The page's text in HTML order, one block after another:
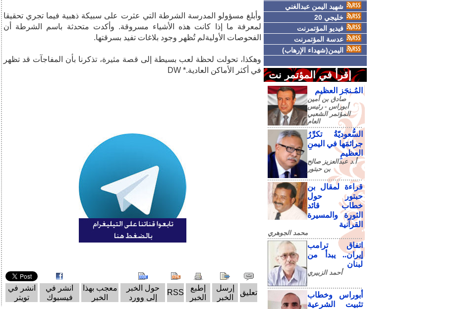
شهيد اليمن عبدالغني
خليجي 20
فيديو المؤتمرنت
عدسة المؤتمرنت
اليمن(شهداء الإرهاب)
إقرأ في المؤتمر نت
المُـنجَز العظيم
صادق‮ ‬بن‮ ‬أمين‮
‬أبوراس - رئيس‮
‬المؤتمر‮ ‬الشعبي‮
‬العام
السُّعوديّةُ تكرِّرُ
جرائمَها في اليمنِ
العظيمِ
أ.د عبدالعزيز صالح
بن حبتور
قراءة لمقال بن
حبتور حول
خطاب قائد
الثورة والمسيرة
القرآنية
محمد الجوهري
اتفاق ترامب
إيران.. يبدأ من
لبنان
أحمد الزبيري
أبوراس وخطاب
تثبيت الشرعية
وأبلغ مسؤولو المدرسة الشرطة التي عثرت على سبيكة ذهبية فيما تجري تحقيقا
لمعرفة ما إذا كانت هذه الأشياء مسروقة. وأكدت متحدثة باسم الشرطة أن
الفحوصات الأوليةلم تُظهر وجود بلاغات تفيد بسرقتها.
وهكذا، تحولت لحظة لعب بسيطة إلى قصة مثيرة، تذكرنا بأن المفاجآت قد تظهر
في أكثر الأماكن العادية.* DW
تعليق
إرسل
الخبر
إطبع
الخبر
RSS
حول الخبر
إلى وورد
معجب بهذا
الخبر
انشر في
فيسبوك
انشر في
تويتر